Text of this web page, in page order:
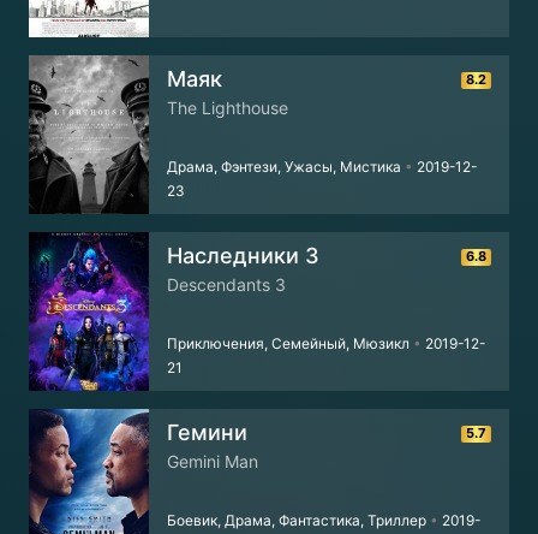
8.2
Маяк
The Lighthouse
Драма, Фэнтези, Ужасы, Мистика • 2019-12-
23
6.8
Наследники 3
Descendants 3
Приключения, Семейный, Мюзикл • 2019-12-
21
5.7
Гемини
Gemini Man
Боевик, Драма, Фантастика, Триллер • 2019-